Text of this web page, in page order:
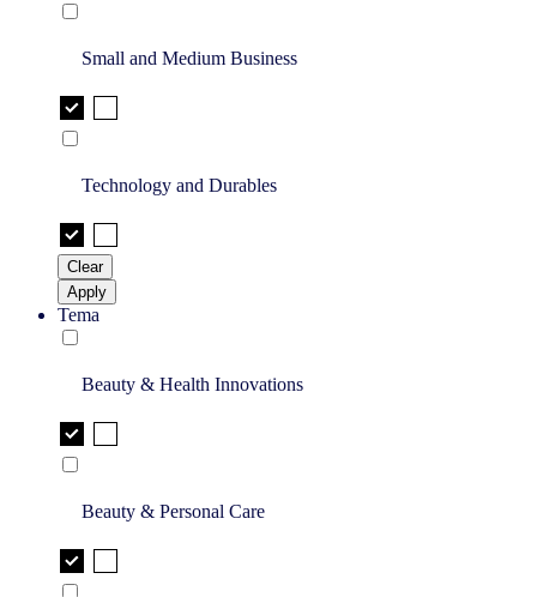
Small and Medium Business
Technology and Durables
Clear
Apply
Tema
Beauty & Health Innovations
Beauty & Personal Care